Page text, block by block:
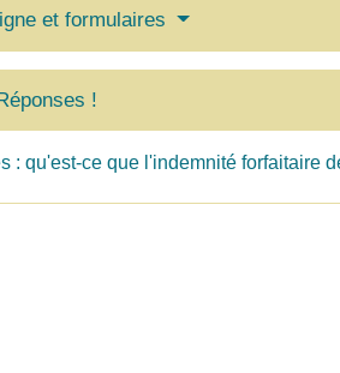
et formulaires
!
: qu'est-ce que l'indemnité forfaitaire